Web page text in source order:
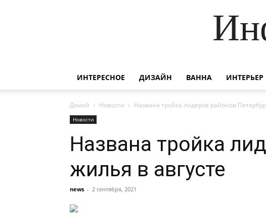
ИНТЕРЕСНОЕ ДИЗАЙН ВАННА ИНТЕРЬЕР
Домой Новости Названа тройка лидеров районов
Новости
Названа тройка
жилья в августе
news - 2 сентября, 2021